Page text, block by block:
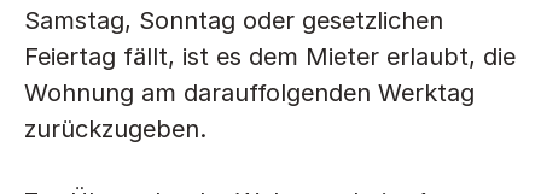
Samstag, Sonntag oder gesetzlichen
Feiertag fällt, ist es dem Mieter erlaubt, die
Wohnung am darauffolgenden Werktag
zurückzugeben.